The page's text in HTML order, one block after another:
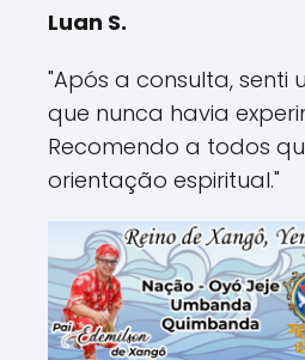
Luan S.
"Após a consulta, senti
que nunca havia
Recomendo a todos
orientação espiritual."